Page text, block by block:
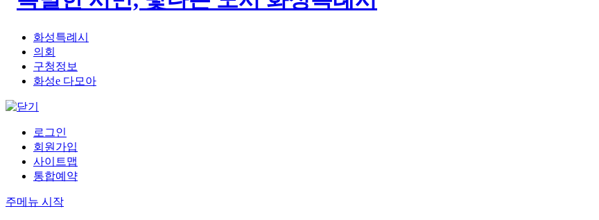
화성특례시
의회
구청정보
화성e 다모아
로그인
회원가입
사이트맵
통합예약
주메뉴 시작